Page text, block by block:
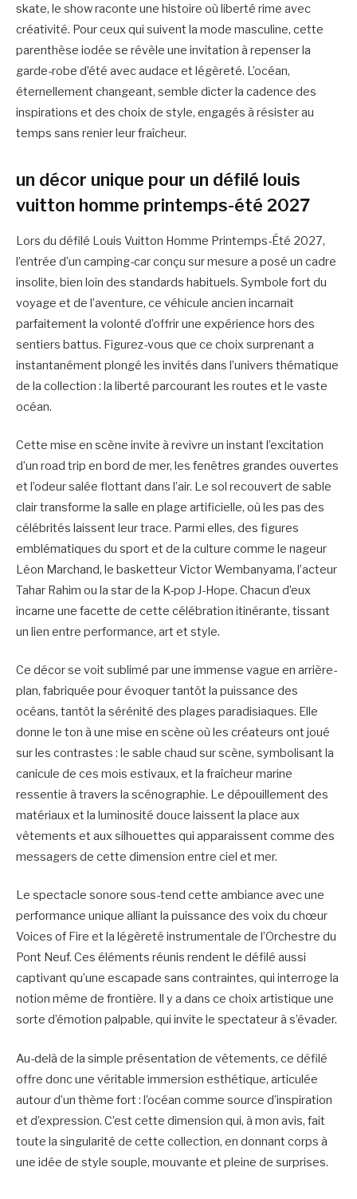
skate, le show raconte une histoire où liberté rime avec
créativité. Pour ceux qui suivent la mode masculine, cette
parenthèse iodée se révèle une invitation à repenser la
garde-robe d’été avec audace et légèreté. L’océan,
éternellement changeant, semble dicter la cadence des
inspirations et des choix de style, engagés à résister au
temps sans renier leur fraîcheur.
un décor unique pour un défilé louis
vuitton homme printemps-été 2027
Lors du défilé Louis Vuitton Homme Printemps-Été 2027,
l’entrée d’un camping-car conçu sur mesure a posé un cadre
insolite, bien loin des standards habituels. Symbole fort du
voyage et de l’aventure, ce véhicule ancien incarnait
parfaitement la volonté d’offrir une expérience hors des
sentiers battus. Figurez-vous que ce choix surprenant a
instantanément plongé les invités dans l’univers thématique
de la collection : la liberté parcourant les routes et le vaste
océan.
Cette mise en scène invite à revivre un instant l’excitation
d’un road trip en bord de mer, les fenêtres grandes ouvertes
et l’odeur salée flottant dans l’air. Le sol recouvert de sable
clair transforme la salle en plage artificielle, où les pas des
célébrités laissent leur trace. Parmi elles, des figures
emblématiques du sport et de la culture comme le nageur
Léon Marchand, le basketteur Victor Wembanyama, l’acteur
Tahar Rahim ou la star de la K-pop J-Hope. Chacun d’eux
incarne une facette de cette célébration itinérante, tissant
un lien entre performance, art et style.
Ce décor se voit sublimé par une immense vague en arrière-
plan, fabriquée pour évoquer tantôt la puissance des
océans, tantôt la sérénité des plages paradisiaques. Elle
donne le ton à une mise en scène où les créateurs ont joué
sur les contrastes : le sable chaud sur scène, symbolisant la
canicule de ces mois estivaux, et la fraîcheur marine
ressentie à travers la scénographie. Le dépouillement des
matériaux et la luminosité douce laissent la place aux
vêtements et aux silhouettes qui apparaissent comme des
messagers de cette dimension entre ciel et mer.
Le spectacle sonore sous-tend cette ambiance avec une
performance unique alliant la puissance des voix du chœur
Voices of Fire et la légèreté instrumentale de l’Orchestre du
Pont Neuf. Ces éléments réunis rendent le défilé aussi
captivant qu’une escapade sans contraintes, qui interroge la
notion même de frontière. Il y a dans ce choix artistique une
sorte d’émotion palpable, qui invite le spectateur à s’évader.
Au-delà de la simple présentation de vêtements, ce défilé
offre donc une véritable immersion esthétique, articulée
autour d’un thème fort : l’océan comme source d’inspiration
et d’expression. C’est cette dimension qui, à mon avis, fait
toute la singularité de cette collection, en donnant corps à
une idée de style souple, mouvante et pleine de surprises.